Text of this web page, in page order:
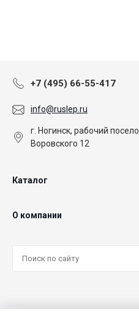
+7 (495) 66-55-417
info@ruslep.ru
г. Ногинск, рабочий
Воровского 12
Каталог
О компании